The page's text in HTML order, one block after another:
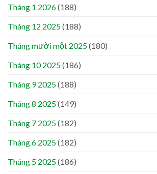
Tháng 1 2026(188)
Tháng 12 2025(188)
Tháng mười một 2025(180)
Tháng 10 2025(186)
Tháng 9 2025(188)
Tháng 8 2025(149)
Tháng 7 2025(182)
Tháng 6 2025(182)
Tháng 5 2025(186)